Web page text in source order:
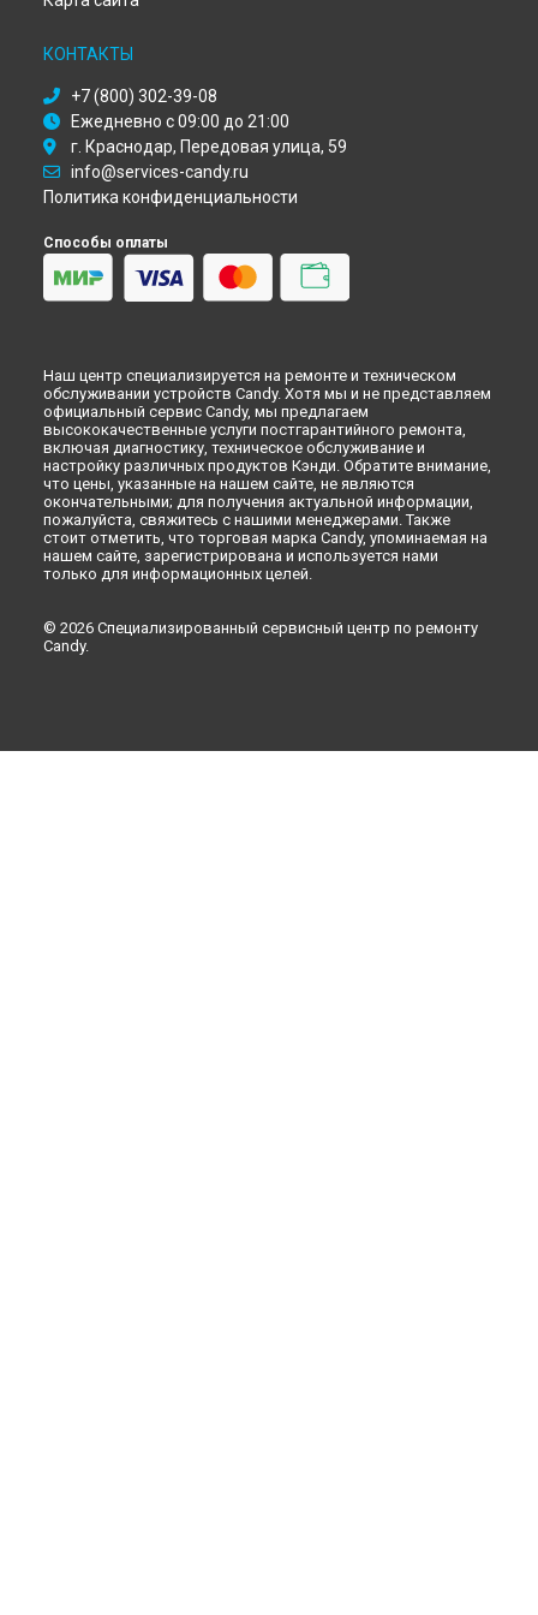
Ремонт кухонной плиты CMM 6522 SHW Candy в
Ремонт кухонной плиты CMM 6522 SHW Candy в
Ремонт кухонной плиты CMM 6522 SHW Candy в
Новокузнецке
Ремонт кухонной плиты CMM 6522 SHW Candy в
Ремонт кухонной плиты CMM 6522 SHW Candy в
Набережных Челнах
Ремонт кухонной плиты CMM 6522 SHW Candy в
КОНТАКТЫ
+7 (800) 302-39-08
Ежедневно с 09:00 до 21:00
г. Краснодар, Передовая улица, 59
info@services-candy.ru
Политика конфиденциальности
Способы оплаты
Наш центр специализируется на ремонте и техническом
обслуживании устройств Candy. Хотя мы и не представляем
официальный сервис Candy, мы предлагаем
высококачественные услуги постгарантийного ремонта,
включая диагностику, техническое обслуживание и
настройку различных продуктов Кэнди. Обратите внимание,
что цены, указанные на нашем сайте, не являются
окончательными; для получения актуальной информации,
пожалуйста, свяжитесь с нашими менеджерами. Также
стоит отметить, что торговая марка Candy, упоминаемая на
нашем сайте, зарегистрирована и используется нами
только для информационных целей.
© 2026 Специализированный сервисный центр по ремонту
Candy.